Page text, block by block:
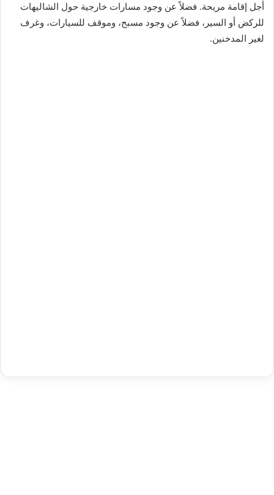
أجل إقامة مريحة. فضلاً عن وجود مسارات خارجية حول الشاليهات
للركض أو السير، فضلاً عن وجود مسبح، وموقف للسيارات، وغرف
لغير المدخنين.